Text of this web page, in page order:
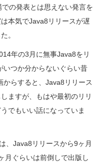
の発表とは思えない発言を
本気でJava8リリースが遅
。
年の3月に無事Java8をリ
いつか分からないぐらい昔
らすると、Java8リリース
ますが、もはや最初のリリ
でもいい話になっていま
、Java8リリースから9ヶ月
月ぐらいは前倒しで出版し